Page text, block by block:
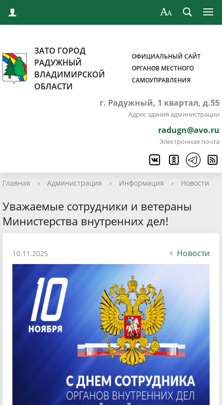
ЗАТО ГОРОД
РАДУЖНЫЙ
ВЛАДИМИРСКОЙ
ОБЛАСТИ
ОФИЦИАЛЬНЫЙ САЙТ
ОРГАНОВ МЕСТНОГО
САМОУПРАВЛЕНИЯ
г. Радужный, 1 квартал, д.55
Адрес здания администрации
radugn@avo.ru
Электронная почта
Главная › Администрация › Информация › Новости
Уважаемые сотрудники и ветераны
Министерства внутренних дел!
10.11.2025 Новости